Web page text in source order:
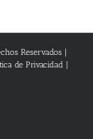
Reservados |
de Privacidad|